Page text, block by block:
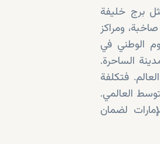
برج خليفة
صاخبة، ومراكز
الوطني في
الساحرة.
فتكلفة
العالمي.
لضمان